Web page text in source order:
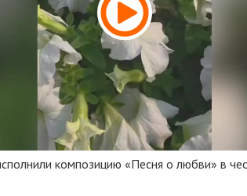
композицию «Песня о любви» в